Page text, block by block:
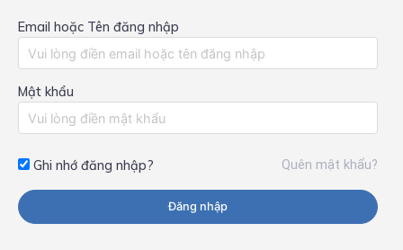
Email hoặc Tên đăng nhập
Mật khẩu
Ghi nhớ đăng nhập? Quên mật khẩu?
Đăng nhập